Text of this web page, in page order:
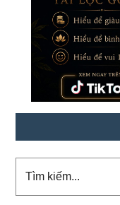
kiếm...